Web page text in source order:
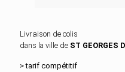
Livraison de colis
dans la ville de ST GEORGES
> tarif compétitif